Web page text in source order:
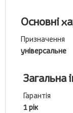
Основні
Призначення
універсальне
Загальна
Гарантія
1 рік